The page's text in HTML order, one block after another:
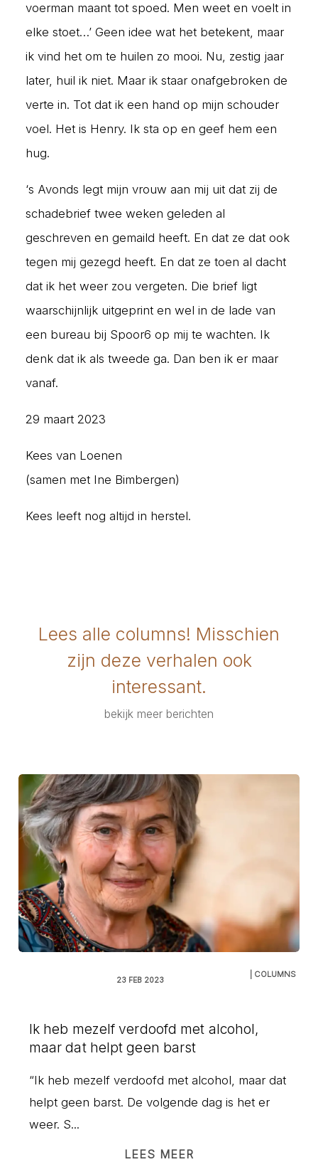
voerman maant tot spoed. Men weet en voelt in
elke stoet…’ Geen idee wat het betekent, maar
ik vind het om te huilen zo mooi. Nu, zestig jaar
later, huil ik niet. Maar ik staar onafgebroken de
verte in. Tot dat ik een hand op mijn schouder
voel. Het is Henry. Ik sta op en geef hem een
hug.
‘s Avonds legt mijn vrouw aan mij uit dat zij de
schadebrief twee weken geleden al
geschreven en gemaild heeft. En dat ze dat ook
tegen mij gezegd heeft. En dat ze toen al dacht
dat ik het weer zou vergeten. Die brief ligt
waarschijnlijk uitgeprint en wel in de lade van
een bureau bij Spoor6 op mij te wachten. Ik
denk dat ik als tweede ga. Dan ben ik er maar
vanaf.
29 maart 2023
Kees van Loenen
(samen met Ine Bimbergen)
Kees leeft nog altijd in herstel.
Lees alle columns! Misschien
zijn deze verhalen ook
interessant.
bekijk meer berichten
23 FEB 2023
| COLUMNS
Ik heb mezelf verdoofd met alcohol,
maar dat helpt geen barst
“Ik heb mezelf verdoofd met alcohol, maar dat
helpt geen barst. De volgende dag is het er
weer. S...
LEES MEER